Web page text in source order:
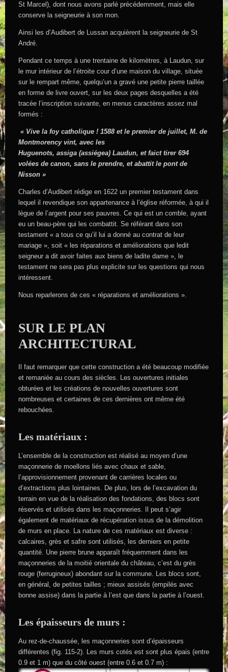
St Marcel), dont nous avons parlé précédemment, mais elle
conserve la seigneurie à son mon.
Ainsi les d’Audibert de Lussan acquièrent la seigneurie de St
André.
Pendant ce temps à une trentaine de kilomètres, à Laudun, sur
le mur intérieur de l’étroite cour d’une maison du village, située
sur le rempart même, quelqu’un a gravé une petite pierre taillée
en forme de livre ouvert, sur les deux pages desquelles a été
tracée l’inscription suivante, en menus caractères assez mal
formés :
« Vive la foy catholique ! 1588 et le premier de juillet, M. de
Montmorency vint, avec les
Huguenots, assiga (assiégea) Laudun, et faict tirer 694
volées de canon, sans le prendre, et abattit le pont de
Nisson »
Charles d’Audibert rédige en 1622 un premier testament dans
lequel il revendique son appartenance à l’église réformée, à qui il
lègue de l’argent pour ses pauvres. Ce qui est un comble, ayant
eu un beau-père qui les combattit. Se référant dans son
testament « a tous ce qu’il lui a donné au contrat de leur
mariage », soit « les réparations et améliorations que ledit
seigneur a dit avoir faites aux biens de ladite dame », le
testament ne sera pas plus explicite sur les questions qui nous
intéressent.
Nous reparlerons de ces « réparations et améliorations ».
SUR LE PLAN
ARCHITECTURAL
Il faut remarquer que cette construction a été beaucoup modifiée
et remaniée au cours des siècles. Les ouvertures initiales
obturées et les créations de nouvelles ouvertures sont
nombreuses et certaines de ces dernières ont même été
rebouchées.
Les matériaux :
L’ensemble de la construction est réalisé au moyen d’une
maçonnerie de moellons liés avec chaux et sable,
l’approvisionnement provenant de carrières locales ou
d’extractions plus lointaines. De plus, lors de l’excavation du
terrain en vue de la réalisation des fondations, des blocs sont
réservés et utilisés dans les maçonneries. Il peut s’agir
également de matériaux de récupération issus de la démolition
de murs en place. La nature de ces matériaux est diverse :
calcaires, grès et safre sont utilisés, les derniers en petite
quantité. Une pierre brune apparaît fréquemment dans les
maçonneries de la moitié orientale du château, c’est du grès
rouge (ferrugineux) abondant sur la commune. Les blocs sont,
en général, de petites tailles ; mieux assisés (empilés avec
bonne assise) dans la partie à l’est que dans la partie à l’ouest.
Les épaisseurs de murs :
Au rez-de-chaussée, les maçonneries sont d’épaisseurs
différentes (fig. 115-2). Les murs cotés est sont plus épais (entre
0.9 et 1 m) que du côté ouest (entre 0.6 et 0.7 m) :